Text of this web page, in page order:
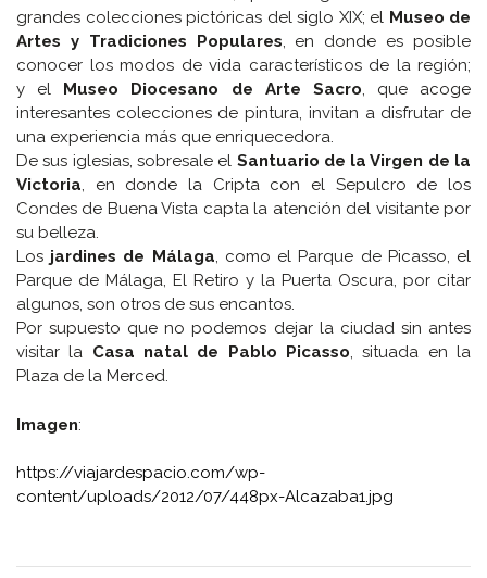
grandes colecciones pictóricas del siglo XIX; el Museo de
Artes y Tradiciones Populares, en donde es posible
conocer los modos de vida característicos de la región;
y el Museo Diocesano de Arte Sacro, que acoge
interesantes colecciones de pintura, invitan a disfrutar de
una experiencia más que enriquecedora.
De sus iglesias, sobresale el Santuario de la Virgen de la
Victoria, en donde la Cripta con el Sepulcro de los
Condes de Buena Vista capta la atención del visitante por
su belleza.
Los jardines de Málaga, como el Parque de Picasso, el
Parque de Málaga, El Retiro y la Puerta Oscura, por citar
algunos, son otros de sus encantos.
Por supuesto que no podemos dejar la ciudad sin antes
visitar la Casa natal de Pablo Picasso, situada en la
Plaza de la Merced.
Imagen:
https://viajardespacio.com/wp-
content/uploads/2012/07/448px-Alcazaba1.jpg